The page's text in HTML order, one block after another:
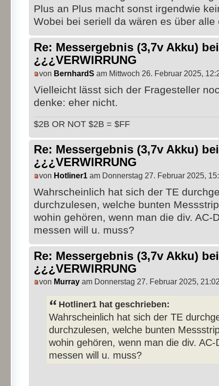
Plus an Plus macht sonst irgendwie
Wobei bei seriell da wären es über
Re: Messergebnis (3,7v Akku)
¿¿¿VERWIRRUNG
von BernhardS am Mittwoch 26. Februar 2025,
Vielleicht lässt sich der Fragesteller
denke: eher nicht.
$2B OR NOT $2B = $FF
Re: Messergebnis (3,7v Akku)
¿¿¿VERWIRRUNG
von Hotliner1 am Donnerstag 27. Februar 2025,
Wahrscheinlich hat sich der TE
durchzulesen, welche bunten
wohin gehören, wenn man die div. AC-
messen will u. muss?
Re: Messergebnis (3,7v Akku)
¿¿¿VERWIRRUNG
von Murray am Donnerstag 27. Februar 2025,
Hotliner1 hat geschrieben:
Wahrscheinlich hat sich der TE
durchzulesen, welche bunten
wohin gehören, wenn man die div.
messen will u. muss?